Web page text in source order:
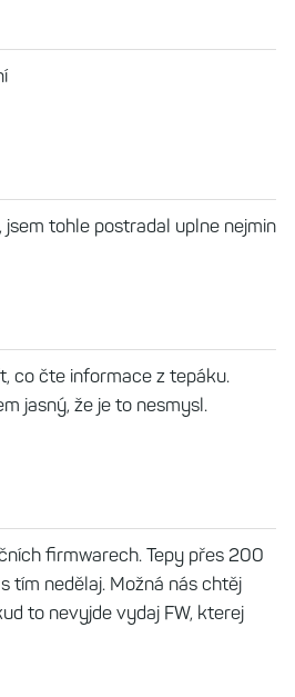
tohle postradal uplne nejmin
co čte informace z tepáku.
jasný, že je to nesmysl.
firmwarech. Tepy přes 200
tím nedělaj. Možná nás chtěj
to nevyjde vydaj FW, kterej